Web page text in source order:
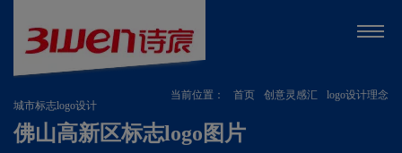
当前位置： 首页 创意灵感汇
logo设计理念
城市标志logo设计
佛山高新区标志logo图片